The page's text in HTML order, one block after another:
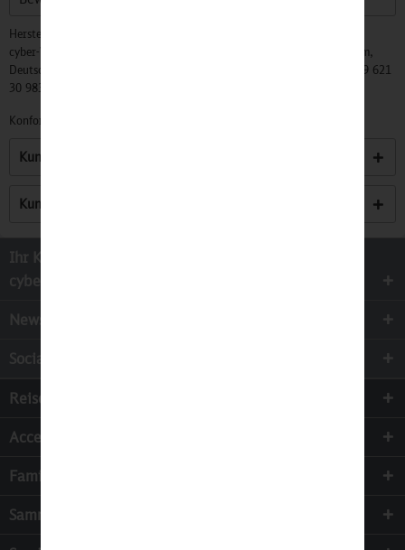
Hersteller:
cyber-Wear Heidelberg GmbH, Elsa-Brändström-Str. 4, 68229 Mannheim,
Deutschland, Info@mycybergroup.com, https://mycybergroup.com, +49 621
30 983 0
Konformitätserklärungen zu unseren Produkten finden Sie
Kunden kauften auch
Kunden haben sich ebenfalls angesehen
Ihr Kontakt zur
cyber-Wear Heidelberg GmbH
Newsletter
Socialmedia
Reisen
Accessoires
Familie & Kinder
Sammeln